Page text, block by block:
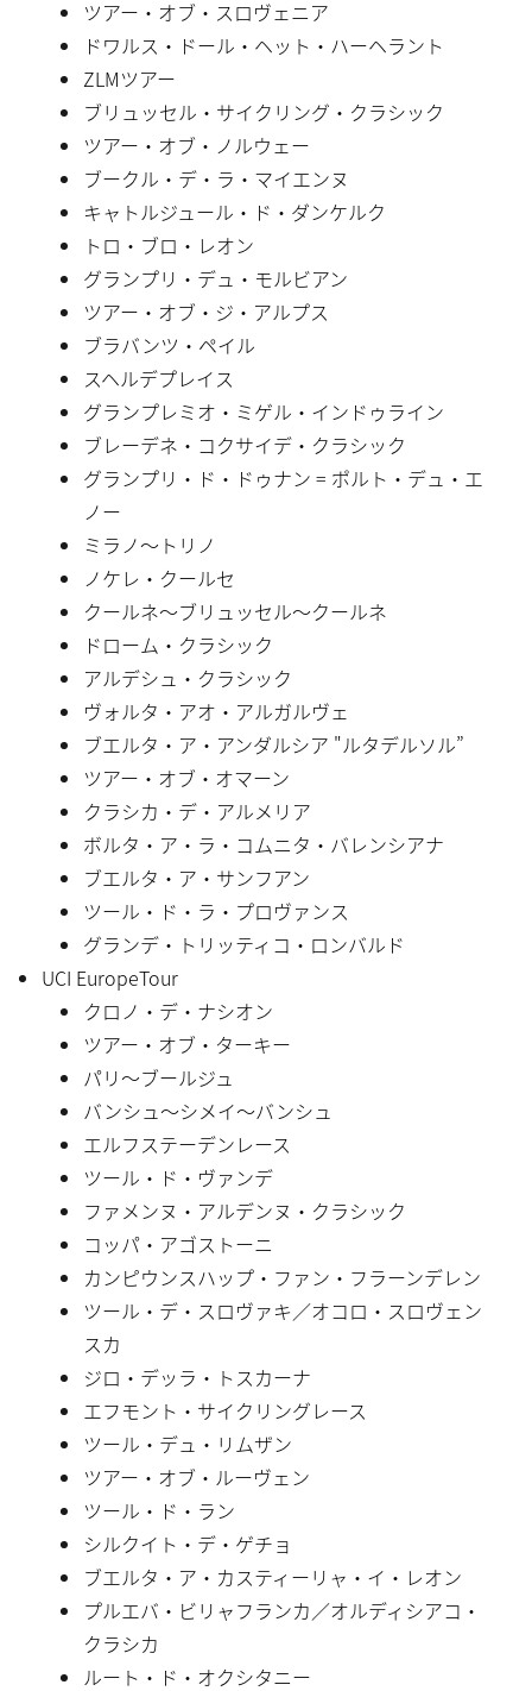
ツアー・オブ・スロヴェニア
ドワルス・ドール・ヘット・ハーヘラント
ZLMツアー
ブリュッセル・サイクリング・クラシック
ツアー・オブ・ノルウェー
ブークル・デ・ラ・マイエンヌ
キャトルジュール・ド・ダンケルク
トロ・ブロ・レオン
グランプリ・デュ・モルビアン
ツアー・オブ・ジ・アルプス
ブラバンツ・ペイル
スヘルデプレイス
グランプレミオ・ミゲル・インドゥライン
ブレーデネ・コクサイデ・クラシック
グランプリ・ド・ドゥナン = ポルト・デュ・エ
ノー
ミラノ〜トリノ
ノケレ・クールセ
クールネ〜ブリュッセル〜クールネ
ドローム・クラシック
アルデシュ・クラシック
ヴォルタ・アオ・アルガルヴェ
ブエルタ・ア・アンダルシア "ルタデルソル”
ツアー・オブ・オマーン
クラシカ・デ・アルメリア
ボルタ・ア・ラ・コムニタ・バレンシアナ
ブエルタ・ア・サンフアン
ツール・ド・ラ・プロヴァンス
グランデ・トリッティコ・ロンバルド
UCI EuropeTour
クロノ・デ・ナシオン
ツアー・オブ・ターキー
パリ〜ブールジュ
バンシュ〜シメイ〜バンシュ
エルフステーデンレース
ツール・ド・ヴァンデ
ファメンヌ・アルデンヌ・クラシック
コッパ・アゴストーニ
カンピウンスハップ・ファン・フラーンデレン
ツール・デ・スロヴァキ／オコロ・スロヴェン
スカ
ジロ・デッラ・トスカーナ
エフモント・サイクリングレース
ツール・デュ・リムザン
ツアー・オブ・ルーヴェン
ツール・ド・ラン
シルクイト・デ・ゲチョ
ブエルタ・ア・カスティーリャ・イ・レオン
プルエバ・ビリャフランカ／オルディシアコ・
クラシカ
ルート・ド・オクシタニー